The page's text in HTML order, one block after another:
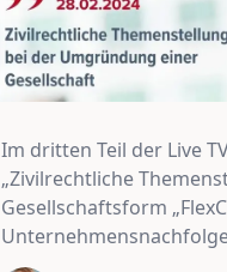
Im dritten Teil der Live
„Zivilrechtliche
Gesellschaftsform